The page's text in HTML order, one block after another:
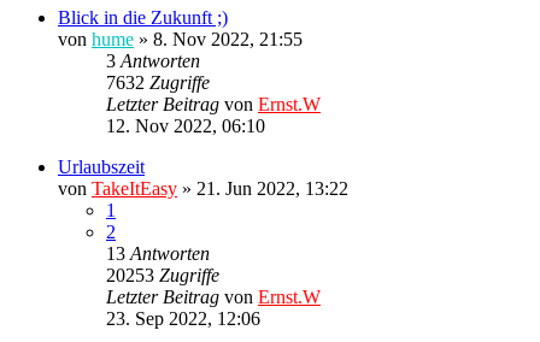
Blick in die Zukunft ;)
von hume » 8. Nov 2022, 21:55
3Antworten
7632 Zugriffe
Letzter Beitrag von Ernst.W
12. Nov 2022, 06:10
Urlaubszeit
von TakeItEasy » 21. Jun 2022, 13:22
1
2
13Antworten
20253 Zugriffe
Letzter Beitrag von Ernst.W
23. Sep 2022, 12:06